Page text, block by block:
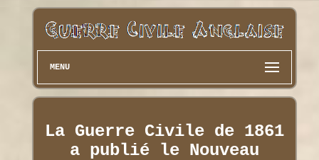
MENU
La Guerre Civile de 1861
a publié le Nouveau